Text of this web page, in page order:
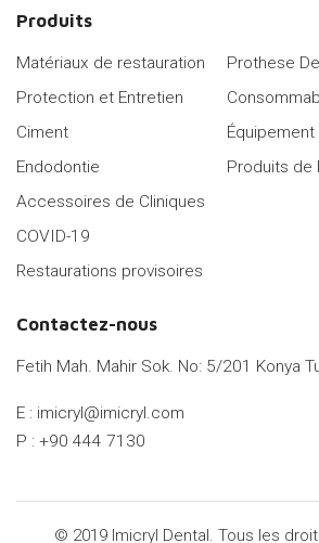
Produits
Matériaux de restauration
Protection et Entretien
Ciment
Endodontie
Accessoires de Cliniques
COVID-19
Restaurations provisoires
Prothese
Équipement
Produits de
Contactez-nous
Fetih Mah. Mahir Sok. No: 5/201 Konya
E : imicryl@imicryl.com
P : +90 444 7130
© 2019 Imicryl Dental. Tous les